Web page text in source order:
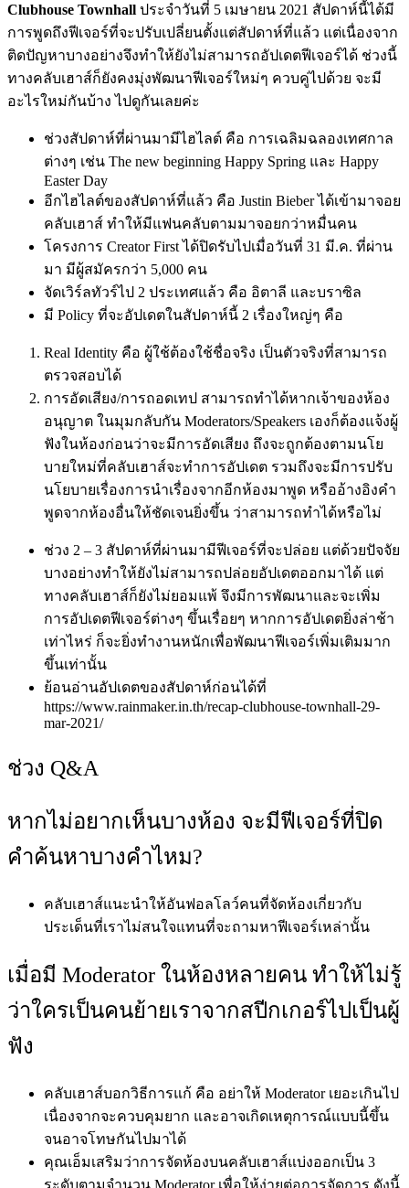
Clubhouse Townhall ประจำวันที่ 5 เมษายน 2021 สัปดาห์นี้ได้มี
การพูดถึงฟีเจอร์ที่จะปรับเปลี่ยนตั้งแต่สัปดาห์ที่แล้ว แต่เนื่องจาก
ติดปัญหาบางอย่างจึงทำให้ยังไม่สามารถอัปเดตฟีเจอร์ได้ ช่วงนี้
ทางคลับเฮาส์ก็ยังคงมุ่งพัฒนาฟีเจอร์ใหม่ๆ ควบคู่ไปด้วย จะมี
อะไรใหม่กันบ้าง ไปดูกันเลยค่ะ
ช่วงสัปดาห์ที่ผ่านมามีไฮไลต์ คือ การเฉลิมฉลองเทศกาล
ต่างๆ เช่น The new beginning Happy Spring และ Happy
Easter Day
อีกไฮไลต์ของสัปดาห์ที่แล้ว คือ Justin Bieber ได้เข้ามาจอย
คลับเฮาส์ ทำให้มีแฟนคลับตามมาจอยกว่าหมื่นคน
โครงการ Creator First ได้ปิดรับไปเมื่อวันที่ 31 มี.ค. ที่ผ่าน
มา มีผู้สมัครกว่า 5,000 คน
จัดเวิร์ลทัวร์ไป 2 ประเทศแล้ว คือ อิตาลี และบราซิล
มี Policy ที่จะอัปเดตในสัปดาห์นี้ 2 เรื่องใหญ่ๆ คือ
Real Identity คือ ผู้ใช้ต้องใช้ชื่อจริง เป็นตัวจริงที่สามารถ
ตรวจสอบได้
การอัดเสียง/การถอดเทป สามารถทำได้หากเจ้าของห้อง
อนุญาต ในมุมกลับกัน Moderators/Speakers เองก็ต้องแจ้งผู้
ฟังในห้องก่อนว่าจะมีการอัดเสียง ถึงจะถูกต้องตามนโย
บายใหม่ที่คลับเฮาส์จะทำการอัปเดต รวมถึงจะมีการปรับ
นโยบายเรื่องการนำเรื่องจากอีกห้องมาพูด หรืออ้างอิงคำ
พูดจากห้องอื่นให้ชัดเจนยิ่งขึ้น ว่าสามารถทำได้หรือไม่
ช่วง 2 – 3 สัปดาห์ที่ผ่านมามีฟีเจอร์ที่จะปล่อย แต่ด้วยปัจจัย
บางอย่างทำให้ยังไม่สามารถปล่อยอัปเดตออกมาได้ แต่
ทางคลับเฮาส์ก็ยังไม่ยอมแพ้ จึงมีการพัฒนาและจะเพิ่ม
การอัปเดตฟีเจอร์ต่างๆ ขึ้นเรื่อยๆ หากการอัปเดตยิ่งล่าช้า
เท่าไหร่ ก็จะยิ่งทำงานหนักเพื่อพัฒนาฟีเจอร์เพิ่มเติมมาก
ขึ้นเท่านั้น
ย้อนอ่านอัปเดตของสัปดาห์ก่อนได้ที่
https://www.rainmaker.in.th/recap-clubhouse-townhall-29-
mar-2021/
ช่วง Q&A
หากไม่อยากเห็นบางห้อง จะมีฟีเจอร์ที่ปิด
คำค้นหาบางคำไหม?
คลับเฮาส์แนะนำให้อันฟอลโลว์คนที่จัดห้องเกี่ยวกับ
ประเด็นที่เราไม่สนใจแทนที่จะถามหาฟีเจอร์เหล่านั้น
เมื่อมี Moderator ในห้องหลายคน ทำให้ไม่รู้
ว่าใครเป็นคนย้ายเราจากสปีกเกอร์ไปเป็นผู้
ฟัง
คลับเฮาส์บอกวิธีการแก้ คือ อย่าให้ Moderator เยอะเกินไป
เนื่องจากจะควบคุมยาก และอาจเกิดเหตุการณ์แบบนี้ขึ้น
จนอาจโทษกันไปมาได้
คุณเอ็มเสริมว่าการจัดห้องบนคลับเฮาส์แบ่งออกเป็น 3